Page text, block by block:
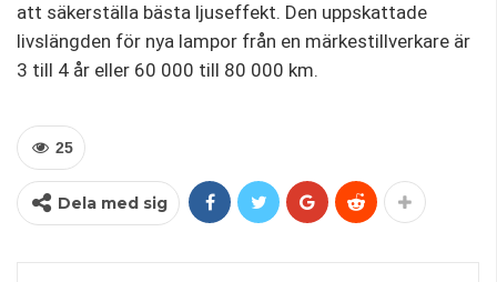
att säkerställa bästa ljuseffekt. Den uppskattade
livslängden för nya lampor från en märkestillverkare är
3 till 4 år eller 60 000 till 80 000 km.
25
Dela med sig